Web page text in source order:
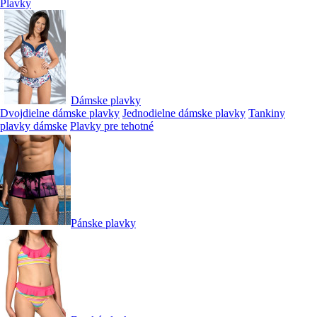
Plavky
Dámske plavky
Dvojdielne dámske plavky Jednodielne dámske plavky Tankiny
plavky dámske Plavky pre tehotné
Pánske plavky